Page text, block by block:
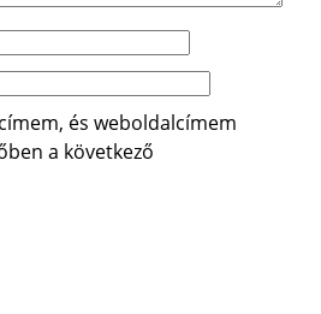
és weboldalcímem
a következő